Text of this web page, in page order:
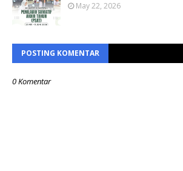
May 22, 2026
POSTING KOMENTAR
0 Komentar